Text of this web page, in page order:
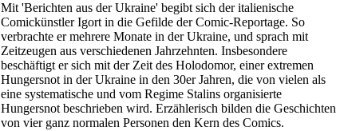
Mit 'Berichten aus der Ukraine' begibt sich der italienische
Comickünstler Igort in die Gefilde der Comic-Reportage. So
verbrachte er mehrere Monate in der Ukraine, und sprach mit
Zeitzeugen aus verschiedenen Jahrzehnten. Insbesondere
beschäftigt er sich mit der Zeit des Holodomor, einer extremen
Hungersnot in der Ukraine in den 30er Jahren, die von vielen als
eine systematische und vom Regime Stalins organisierte
Hungersnot beschrieben wird. Erzählerisch bilden die Geschichten
von vier ganz normalen Personen den Kern des Comics.